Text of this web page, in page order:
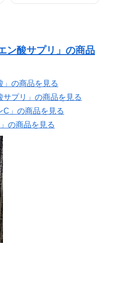
ーツ
ン酸サプリ」の商品
」の商品を見る
プリ」の商品を見る
C」の商品を見る
の商品を見る